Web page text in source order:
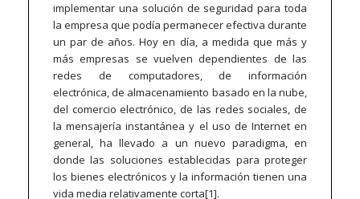
implementar una solución de seguridad para toda
la empresa que podía permanecer efectiva durante
un par de años. Hoy en día, a medida que más y
más empresas se vuelven dependientes de las
redes de computadores, de información
electrónica, de almacenamiento basado en la nube,
del comercio electrónico, de las redes sociales, de
la mensajería instantánea y el uso de Internet en
general, ha llevado a un nuevo paradigma, en
donde las soluciones establecidas para proteger
los bienes electrónicos y la información tienen una
vida media relativamente corta[1].